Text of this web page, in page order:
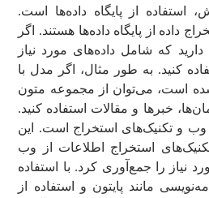
از پایگاه داده‌ها است.
داده از پایگاه داده‌ها هستند. اگر
که شامل داده‌های مورد نیاز
کنید. به طور مثال، اگر مدل با
است، می‌توان از مجموعه متون
خبرها و مقالات استفاده کنید.
و تکنیک‌های استخراج است. این
استخراج اطلاعات از وب
نیاز را جمع‌آوری کرد. با استفاده
مانند پایتون و استفاده از